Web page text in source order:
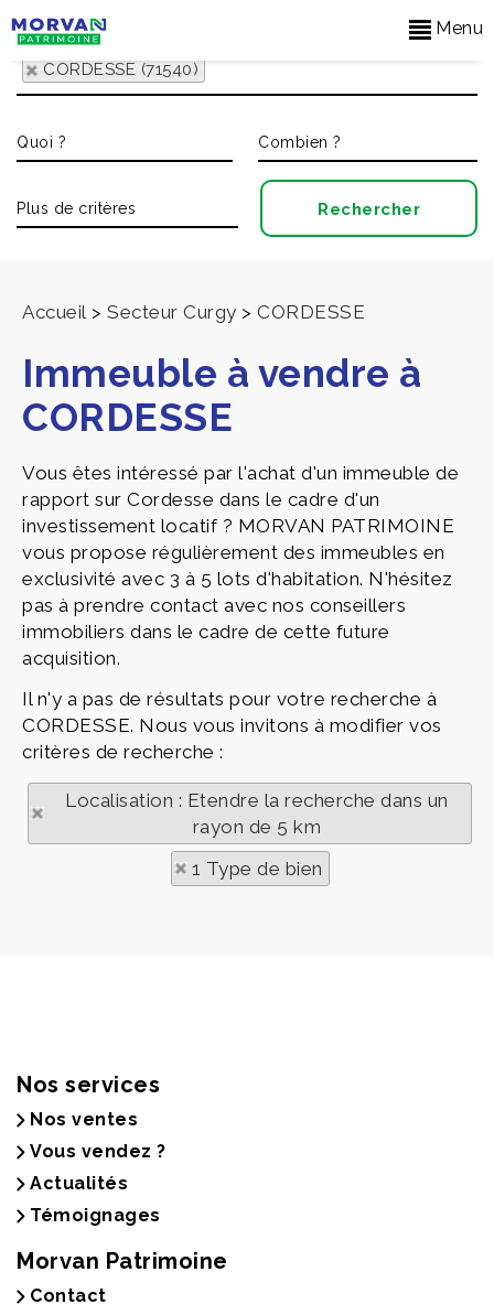
Menu
CORDESSE (71540)
Accueil > Secteur Curgy > CORDESSE
Immeuble à vendre à
CORDESSE
Vous êtes intéressé par l'achat d'un immeuble de
rapport sur Cordesse dans le cadre d'un
investissement locatif ? MORVAN PATRIMOINE
vous propose régulièrement des immeubles en
exclusivité avec 3 à 5 lots d'habitation. N'hésitez
pas à prendre contact avec nos conseillers
immobiliers dans le cadre de cette future
acquisition.
Il n'y a pas de résultats pour votre recherche à
CORDESSE. Nous vous invitons à modifier vos
critères de recherche :
Localisation : Etendre la recherche dans un
rayon de 5 km
1 Type de bien
Nos services
Nos ventes
Vous vendez ?
Actualités
Témoignages
Morvan Patrimoine
Contact